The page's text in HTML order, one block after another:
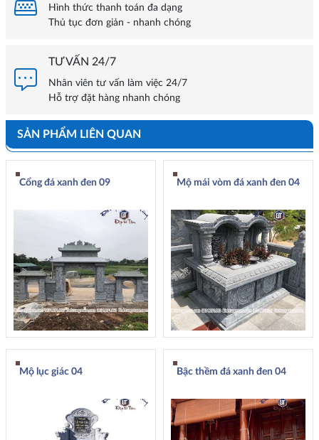
Hình thức thanh toán đa dạng
Thủ tục đơn giản - nhanh chóng
TƯ VẤN 24/7
Nhân viên tư vấn làm việc 24/7
Hỗ trợ đặt hàng nhanh chóng
SẢN PHẨM LIÊN QUAN
Cổng đá xanh đen 09 Mộ mái vòm đá xanh đen 04
Mộ lục giác 04 Bậc thềm đá xanh đen 04